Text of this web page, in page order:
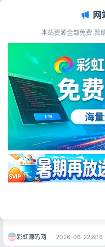
首页>源码资源>域名主机
域名主机
最新域名出售交易平台系统源码
修复版 附完整搭建教程
源码简介 最新域名出售交易平
台系统修复版源码，修复前台展
示、交易下单、支付同步、
WHOIS查询各类BUG，内置担
彩虹源码网 2026-06-22 16
网
本站资源全部免费,赞